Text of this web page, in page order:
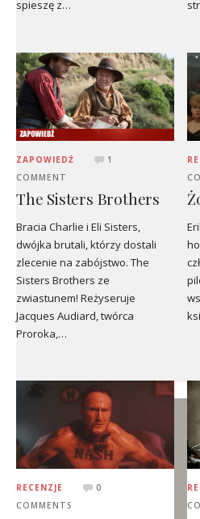
spieszę z…
ZAPOWIEDŹ
1
COMMENT
The Sisters Brothers
Bracia Charlie i Eli Sisters,
dwójka brutali, którzy dostali
zlecenie na zabójstwo. The
Sisters Brothers ze
zwiastunem! Reżyseruje
Jacques Audiard, twórca
Proroka,…
RECENZJE
0
COMMENTS